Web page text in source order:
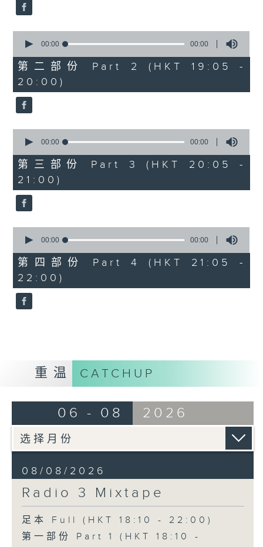
seconds
0
seconds
00:00 00:00
第二部份 Part 2 (HKT 19:05 -
20:00)
seconds
0
seconds
00:00 00:00
第三部份 Part 3 (HKT 20:05 -
21:00)
seconds
0
seconds
00:00 00:00
第四部份 Part 4 (HKT 21:05 -
22:00)
重温 CATCHUP
06 - 08 2026
08/08/2026
Radio 3 Mixtape
足本 Full (HKT 18:10 - 22:00)
第一部份 Part 1 (HKT 18:10 -